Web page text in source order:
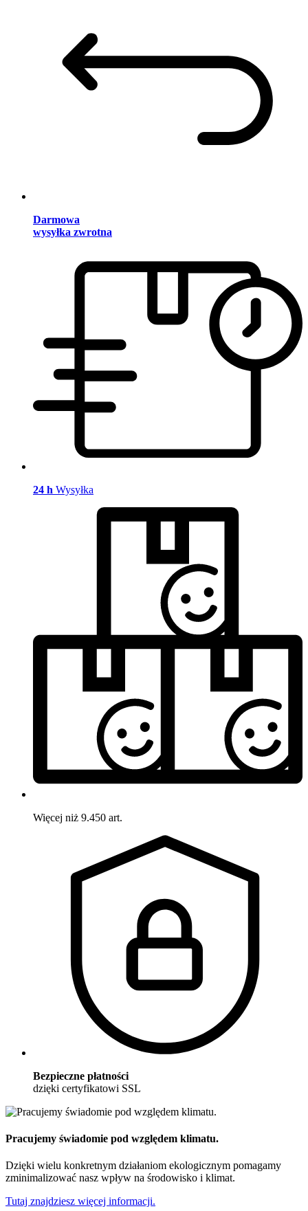
Darmowa
wysyłka zwrotna
24 h Wysyłka
Więcej niż 9.450 art.
Bezpieczne płatności
dzięki certyfikatowi SSL
Pracujemy świadomie pod względem klimatu.
Dzięki wielu konkretnym działaniom ekologicznym pomagamy
zminimalizować nasz wpływ na środowisko i klimat.
Tutaj znajdziesz więcej informacji.